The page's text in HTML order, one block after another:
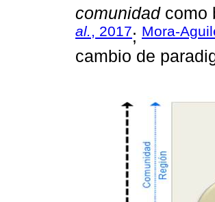
comunidadcomo
al., 2017; Mora-
cambio de